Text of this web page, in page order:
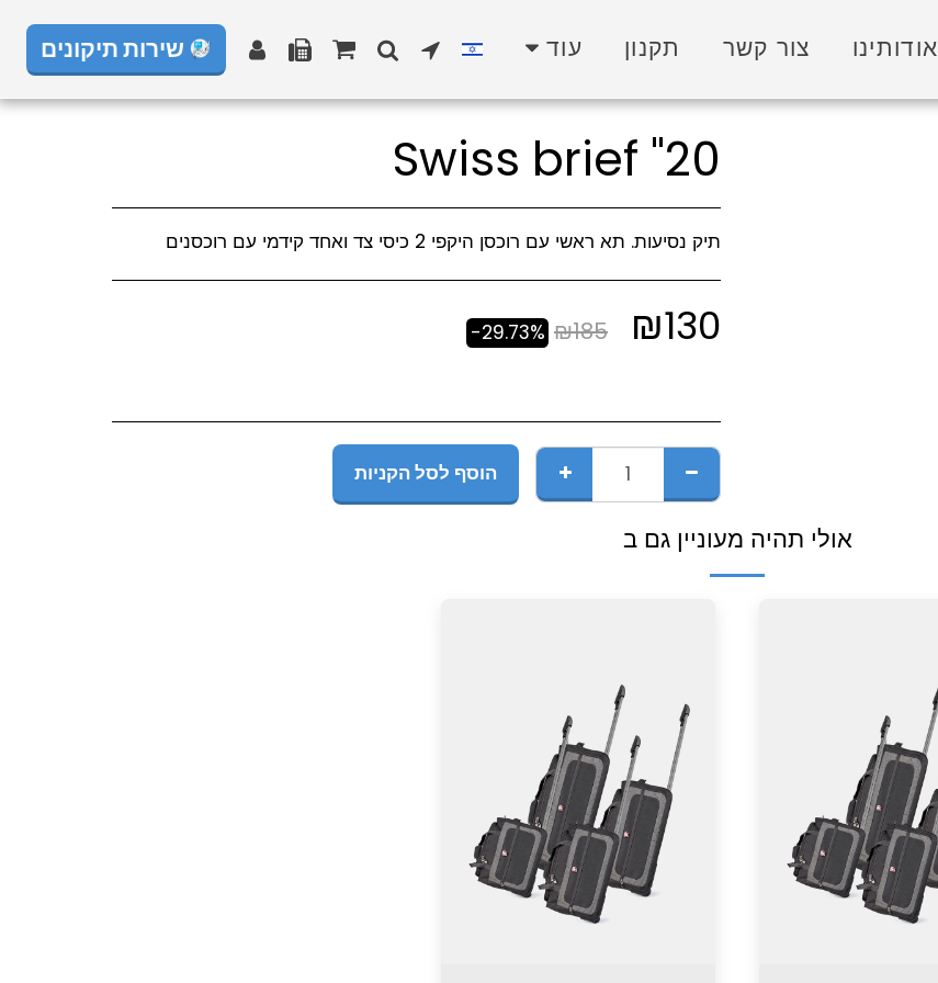
אודותינו צור קשר תקנון עוד שירות תיקונים
Swiss brief "20
תיק נסיעות. תא ראשי עם רוכסן היקפי 2 כיסי צד ואחד קידמי עם רוכסנים
₪130
₪185
-29.73%
הוסף לסל הקניות
אולי תהיה מעוניין גם ב